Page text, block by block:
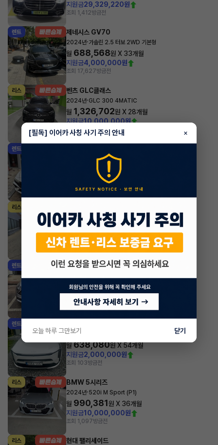
지원금29,329,220원
조회 1,412방금전
렌트 제네시스 GV70
2024년·가솔린 2.5 터보 2WD 기본형
월 688,568원 X 33개월
지원금4,000,000원
조회 17,627방금전
리스 벤츠 GLC클래스
2024년·GLC 300 4MATIC
월 1,326,702원 X 28개월
지원금10,000,000원
조회 3,091방금전
렌트
스마트스트림 가솔린 1.6 인스퍼레이션
250,454원 X
1,000,000원
조회 6,890방금전
리스
2025년 가솔린 2.5 터보 AWD 기본형
월 964,200원 X 37개월
지원금2,000,000원
조회 438방금전
렌트 기아 스포티지
월486,520원 X39개월
조회 4,659 방금전
렌트
2026년
월 638,080원 X 54개월
지원금2,000,000원
조회 103방금전
리스 BMW 5시리즈
2024년·520i M Sport (P1)
월 990,381원 X 36개월
지원금10,000,000원
조회 1,097방금전
리스 현대 팰리세이드
[필독] 이어카 사칭 사기 주의 안내 ×
오늘 하루 그만보기 닫기